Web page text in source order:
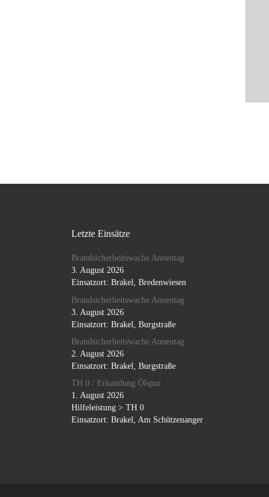
Letzte Einsätze
Brandsicherheitswache Annentag
3. August 2026
Einsatzort: Brakel, Bredenwiesen
Brandsicherheitswache Annentag
3. August 2026
Einsatzort: Brakel, Burgstraße
Brandsicherheitswache Annentag
2. August 2026
Einsatzort: Brakel, Burgstraße
TH 0 / Erkundung Ölspur
1. August 2026
Hilfeleistung > TH 0
Einsatzort: Brakel, Am Schützenanger